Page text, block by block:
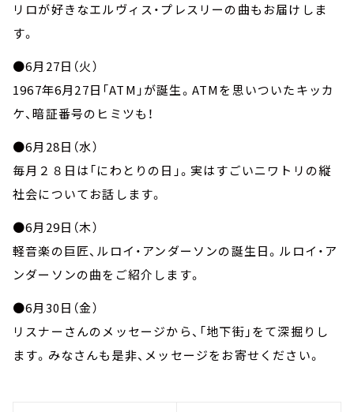
リロが好きなエルヴィス・プレスリーの曲もお届けしま
す。
●6月27日（火）
1967年6月27日「ATM」が誕生。ATMを思いついたキッカ
ケ、暗証番号のヒミツも！
●6月28日（水）
毎月２８日は「にわとりの日」。実はすごいニワトリの縦
社会についてお話します。
●6月29日（木）
軽音楽の巨匠、ルロイ・アンダーソンの誕生日。ルロイ・ア
ンダーソンの曲をご紹介します。
●6月30日（金）
リスナーさんのメッセージから、「地下街」をて深掘りし
ます。みなさんも是非、メッセージをお寄せください。